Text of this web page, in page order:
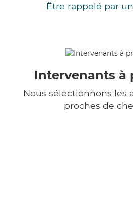
Être rappelé par
Intervenants à
Nous sélectionnons les
proches de